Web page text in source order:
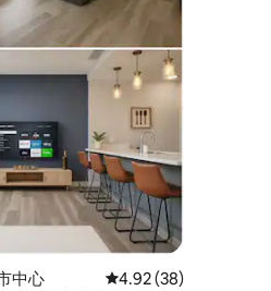
167 条评价
中心 平均评分 4.92 分（满
4.92 (38)